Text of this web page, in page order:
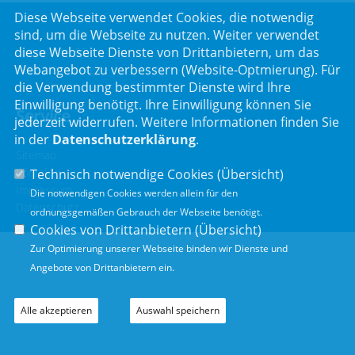
Luitpoldstr. 55
96052 Bamberg
Service
Kontakt
Impressum
Datenschutz
Diese Webseite verwendet Cookies, die notwendig
sind, um die Webseite zu nutzen. Weiter verwendet
diese Webseite Dienste von Drittanbietern, um das
Webangebot zu verbessern (Website-Optmierung). Für
die Verwendung bestimmter Dienste wird Ihre
Einwilligung benötigt. Ihre Einwilligung können Sie
jederzeit widerrufen. Weitere Informationen finden Sie
in der Datenschutzerklärung.
Technisch notwendige Cookies (Übersicht)
Die notwendigen Cookies werden allein für den
ordnungsgemäßen Gebrauch der Webseite benötigt.
Cookies von Drittanbietern (Übersicht)
Zur Optimierung unserer Webseite binden wir Dienste und
Angebote von Drittanbietern ein.
Alle akzeptieren Auswahl speichern